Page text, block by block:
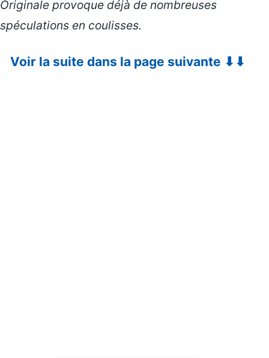
Originale provoque déjà de nombreuses
spéculations en coulisses.
Voir la suite dans la page suivante ⬇⬇